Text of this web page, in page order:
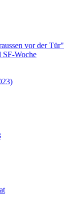
vor der Tür"
Woche